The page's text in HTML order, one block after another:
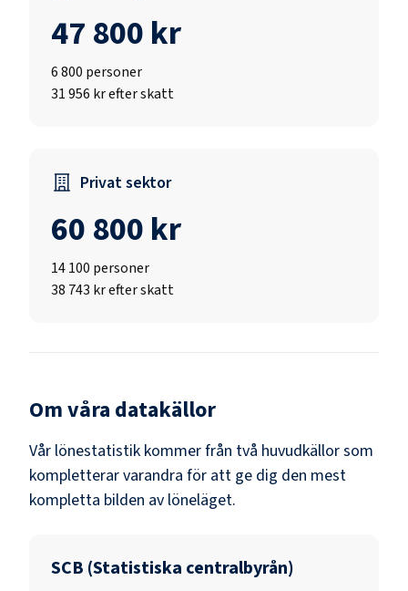
47 800 kr
6 800 personer
31 956 kr efter skatt
Privat sektor
60 800 kr
14 100 personer
38 743 kr efter skatt
Om våra datakällor
Vår lönestatistik kommer från två huvudkällor som
kompletterar varandra för att ge dig den mest
kompletta bilden av löneläget.
SCB (Statistiska centralbyrån)